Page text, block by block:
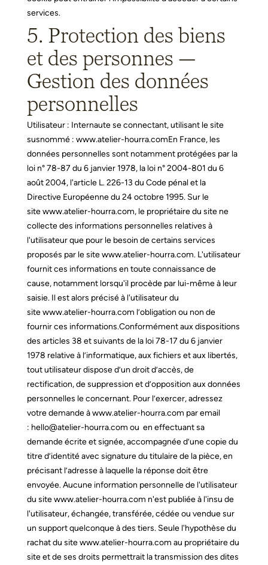
services.
5. Protection des biens
et des personnes —
Gestion des données
personnelles
Utilisateur : Internaute se connectant, utilisant le site
susnommé : www.atelier-hourra.comEn France, les
données personnelles sont notamment protégées par la
loi n° 78-87 du 6 janvier 1978, la loi n° 2004-801 du 6
août 2004, l'article L. 226-13 du Code pénal et la
Directive Européenne du 24 octobre 1995. Sur le
sitewww.atelier-hourra.com, le propriétaire du site ne
collecte des informations personnelles relatives à
l'utilisateur que pour le besoin de certains services
proposés par le sitewww.atelier-hourra.com. L'utilisateur
fournit ces informations en toute connaissance de
cause, notamment lorsqu'il procède par lui-même à leur
saisie. Il est alors précisé à l'utilisateur du
sitewww.atelier-hourra.com l’obligation ou non de
fournir ces informations.Conformément aux dispositions
des articles 38 et suivants de la loi 78-17 du 6 janvier
1978 relative à l’informatique, aux fichiers et aux libertés,
tout utilisateur dispose d’un droit d’accès, de
rectification, de suppression et d’opposition aux données
personnelles le concernant. Pour l’exercer, adressez
votre demande àwww.atelier-hourra.com par email
: hello@atelier-hourra.com ou en effectuant sa
demande écrite et signée, accompagnée d’une copie du
titre d’identité avec signature du titulaire de la pièce, en
précisant l’adresse à laquelle la réponse doit être
envoyée.Aucune information personnelle de l'utilisateur
du sitewww.atelier-hourra.com n'est publiée à l'insu de
l'utilisateur, échangée, transférée, cédée ou vendue sur
un support quelconque à des tiers. Seule l'hypothèse du
rachat du sitewww.atelier-hourra.com au propriétaire du
site et de ses droits permettrait la transmission des dites